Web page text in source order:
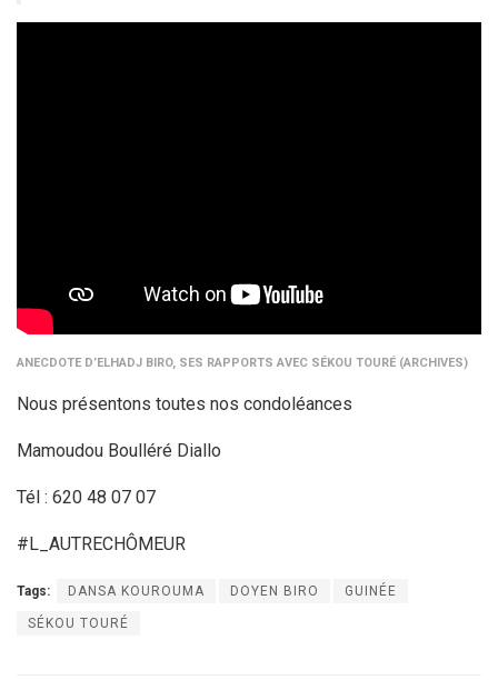
ANECDOTE D’ELHADJ BIRO, SES RAPPORTS AVEC SÉKOU TOURÉ (ARCHIVES)
Nous présentons toutes nos condoléances
Mamoudou Boulléré Diallo
Tél : 620 48 07 07
#L_AUTRECHÔMEUR
Tags: DANSA KOUROUMA DOYEN BIRO GUINÉE
SÉKOU TOURÉ